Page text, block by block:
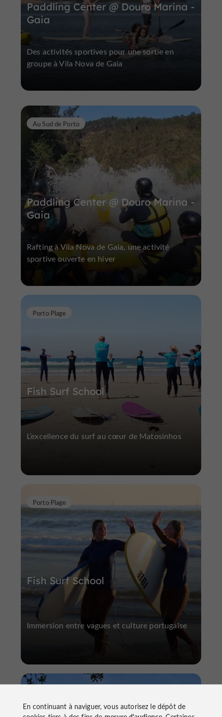
Paddling Center @ Douro Marina -
Gaia
Des activités sportives pour une sortie en
groupe à Vila Nova de Gaia
Paddling Center @ Douro Marina -
Gaia
Au Sud de Porto
Rafting à Vila Nova de Gaia, une activité
sportive ouverte en hiver
Fish Surf School
Porto Plage
L’excellence du surf au cœur de Matosinhos
Fish Surf School
Porto Plage
Immersion entre vagues et culture portugaise
En continuant à naviguer, vous autorisez le dépôt de